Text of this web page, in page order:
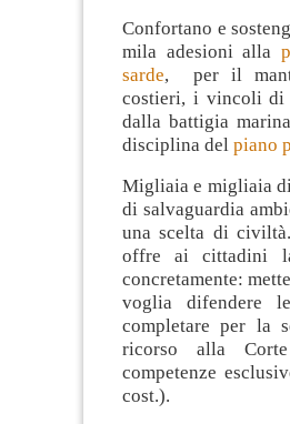
Confortano e
mila adesioni alla
sarde, per il
costieri, i vincoli di
dalla battigia
disciplina del piano
Migliaia e migliaia
di salvaguardia
una scelta di
offre ai cittadini
concretamente:
voglia difendere
completare per la
ricorso alla
competenze
cost.).